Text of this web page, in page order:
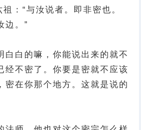
：“与汝说者。即非密也。
边。”
白白的嘛，你能说出来的就不
经不密了。你要是密就不应该
密在你那个地方。这就是说的